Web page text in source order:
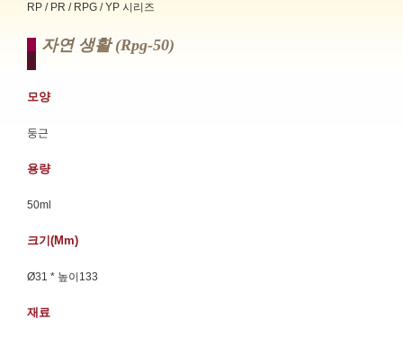
RP / PR / RPG / YP 시리즈
자연 생활 (rpg-50)
모양
둥근
용량
50ml
크기(mm)
Ø31 * 높이133
재료